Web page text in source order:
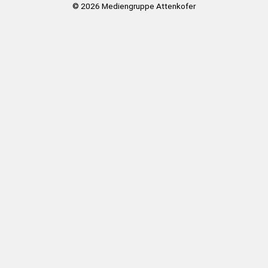
© 2026 Mediengruppe Attenkofer